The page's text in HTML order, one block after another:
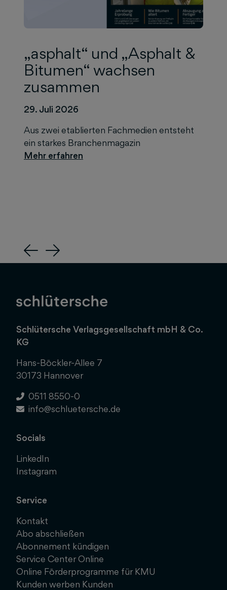
„asphalt“ und „Asphalt &
Bitumen“ wachsen
zusammen
29. Juli 2026
Aus zwei etablierten Fachmedien entsteht
ein starkes Branchenmagazin
Previous
Next
Schlütersche Verlagsgesellschaft mbH & Co.
KG
Hans-Böckler-Allee 7
30173 Hannover
0511 8550-0
info@schluetersche.de
Socials
LinkedIn
Instagram
Service
Kontakt
Abo abschließen
Abonnement kündigen
Service Center Online
Online Förderprogramme für KMU
Kunden werben Kunden